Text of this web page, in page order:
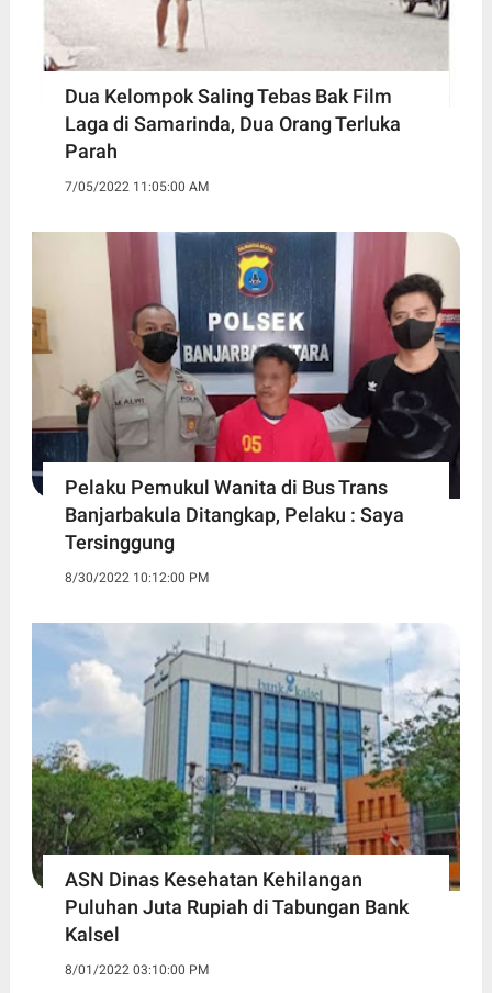
Dua Kelompok Saling Tebas Bak Film
Laga di Samarinda, Dua Orang Terluka
Parah
7/05/2022 11:05:00 AM
Pelaku Pemukul Wanita di Bus Trans
Banjarbakula Ditangkap, Pelaku : Saya
Tersinggung
8/30/2022 10:12:00 PM
ASN Dinas Kesehatan Kehilangan
Puluhan Juta Rupiah di Tabungan Bank
Kalsel
8/01/2022 03:10:00 PM